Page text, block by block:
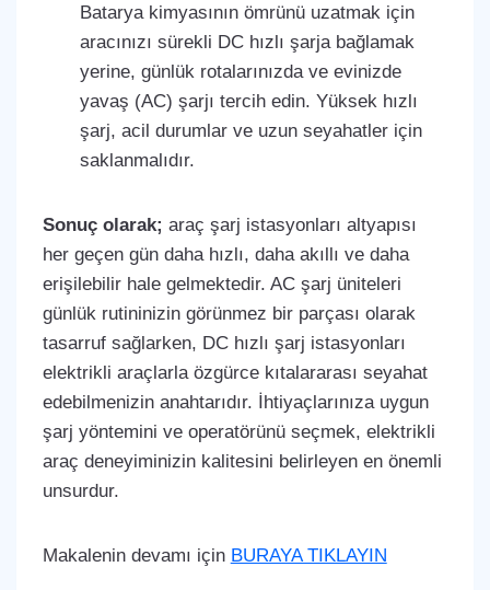
Batarya kimyasının ömrünü uzatmak için
aracınızı sürekli DC hızlı şarja bağlamak
yerine, günlük rotalarınızda ve evinizde
yavaş (AC) şarjı tercih edin. Yüksek hızlı
şarj, acil durumlar ve uzun seyahatler için
saklanmalıdır.
Sonuç olarak; araç şarj istasyonları altyapısı
her geçen gün daha hızlı, daha akıllı ve daha
erişilebilir hale gelmektedir. AC şarj üniteleri
günlük rutininizin görünmez bir parçası olarak
tasarruf sağlarken, DC hızlı şarj istasyonları
elektrikli araçlarla özgürce kıtalararası seyahat
edebilmenizin anahtarıdır. İhtiyaçlarınıza uygun
şarj yöntemini ve operatörünü seçmek, elektrikli
araç deneyiminizin kalitesini belirleyen en önemli
unsurdur.
Makalenin devamı için BURAYA TIKLAYIN